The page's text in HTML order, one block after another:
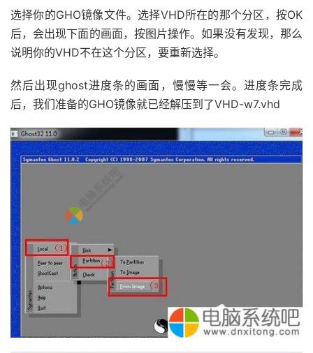
选择你的GHO镜像文件。选择VHD所在的那个分区，按OK
后，会出现下面的画面，按图片操作。如果没有发现，那么
说明你的VHD不在这个分区，要重新选择。
然后出现ghost进度条的画面，慢慢等一会。进度条完成
后，我们准备的GHO镜像就已经解压到了VHD-w7.vhd